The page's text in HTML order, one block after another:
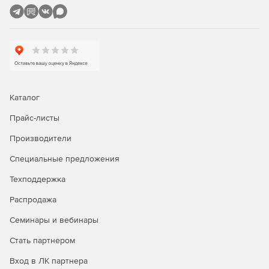
Работа с Directum через Интернет и Интранет
Сервер web-доступа обеспечивает работу с
Портальные компоненты Directum для SharePoint
Обмен документами между сторонними
механизмам Directum, позволяющим передавать и
корреспонденции в электронном виде на основе
отраслевого формата обмена электронными
управлять всеми задачами администрирования – от
регистрации пользователей до создания политик
хранилищами.
Каталог
Прайс-листы
Производители
Специальные предложения
Техподдержка
Распродажа
Семинары и вебинары
Стать партнером
Вход в ЛК партнера